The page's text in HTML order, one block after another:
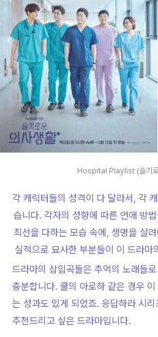
Hospital Playlist (슬기로
각 캐릭터들의 성격이 다 달라서, 각
습니다. 각자의 성향에 따른 연애 방
최선을 다하는 모습 속에, 생명을 살
실적으로 묘사한 부분들이 이 드라마
드라마의 삽입곡들은 추억의 노래들
충분합니다. 쿨의 아로하 같은 경우
는 성과도 있게 되었죠. 응답하라 시
추천드리고 싶은 드라마입니다.